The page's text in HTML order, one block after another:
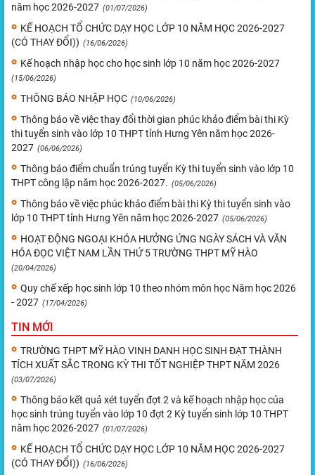
năm học 2026-2027 (01/07/2026)
KẾ HOẠCH TỔ CHỨC DẠY HỌC LỚP 10 NĂM HỌC 2026-2027
(CÓ THAY ĐỔI)) (16/06/2026)
Kế hoạch nhập học cho học sinh lớp 10 năm học 2026-2027
(15/06/2026)
THÔNG BÁO NHẬP HỌC (10/06/2026)
Thông báo về việc thay đổi thời gian phúc khảo điểm bài thi Kỳ
thi tuyển sinh vào lớp 10 THPT tỉnh Hưng Yên năm học 2026-
2027 (06/06/2026)
Thông báo điểm chuẩn trúng tuyển Kỳ thi tuyển sinh vào lớp 10
THPT công lập năm học 2026-2027. (05/06/2026)
Thông báo về việc phúc khảo điểm bài thi Kỳ thi tuyển sinh vào
lớp 10 THPT tỉnh Hưng Yên năm học 2026-2027 (05/06/2026)
HOẠT ĐỘNG NGOẠI KHÓA HƯỞNG ỨNG NGÀY SÁCH VÀ VĂN
HÓA ĐỌC VIỆT NAM LẦN THỨ 5 TRƯỜNG THPT MỸ HÀO
(20/04/2026)
Quy chế xếp học sinh lớp 10 theo nhóm môn học Năm học 2026
- 2027 (17/04/2026)
TIN MỚI
TRƯỜNG THPT MỸ HÀO VINH DANH HỌC SINH ĐẠT THÀNH
TÍCH XUẤT SẮC TRONG KỲ THI TỐT NGHIỆP THPT NĂM 2026
(03/07/2026)
Thông báo kết quả xét tuyển đợt 2 và kế hoạch nhập học của
học sinh trúng tuyển vào lớp 10 đợt 2 Kỳ tuyển sinh lớp 10 THPT
năm học 2026-2027 (01/07/2026)
KẾ HOẠCH TỔ CHỨC DẠY HỌC LỚP 10 NĂM HỌC 2026-2027
(CÓ THAY ĐỔI)) (16/06/2026)